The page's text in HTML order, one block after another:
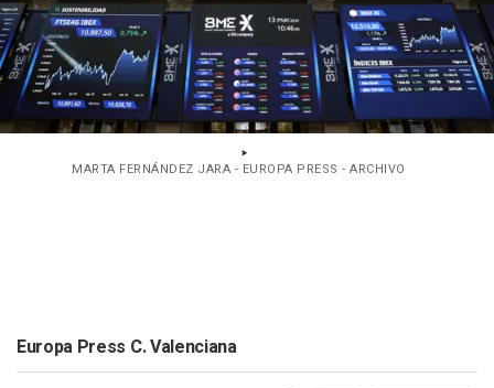
MARTA FERNÁNDEZ JARA - EUROPA PRESS - ARCHIVO
Europa Press C. Valenciana